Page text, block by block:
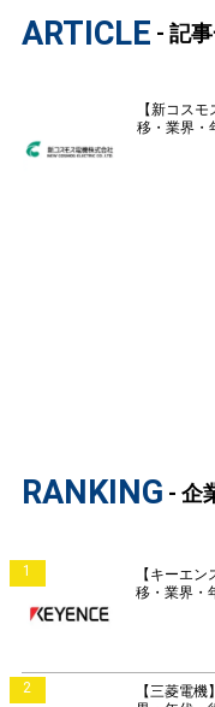
ARTICLE - 記
【新コス
移・業界・
RANKING - 企
1
【キーエ
移・業界・
2
【三菱電